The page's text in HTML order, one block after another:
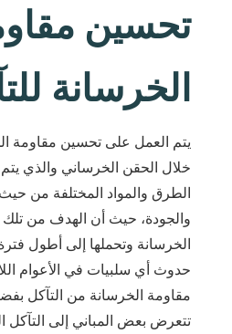
تحسين
الخرسانة
يتم العمل على تحسين مقاومة
خلال الحقن الخرساني والذي
الطرق والمواد المختلفة من
والجودة، حيث أن الهدف من تلك
الخرسانة وتحملها إلى أطول
حدوث أي سلبيات في الأعوام
مقاومة الخرسانة من التآكل
تتعرض بعض المباني إلى التآكل